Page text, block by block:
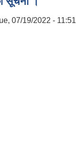
07/19/2022 - 11:51